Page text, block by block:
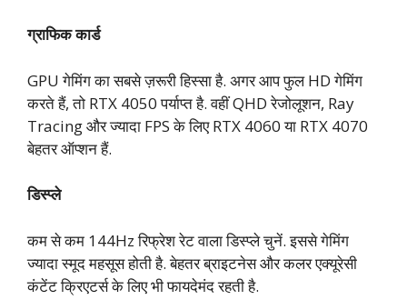
ग्राफिक कार्ड
GPU गेमिंग का सबसे ज़रूरी हिस्सा है. अगर आप फुल HD गेमिंग
करते हैं, तो RTX 4050 पर्याप्त है. वहीं QHD रेजोलूशन, Ray
Tracing और ज्यादा FPS के लिए RTX 4060 या RTX 4070
बेहतर ऑप्शन हैं.
डिस्प्ले
कम से कम 144Hz रिफ्रेश रेट वाला डिस्प्ले चुनें. इससे गेमिंग
ज्यादा स्मूद महसूस होती है. बेहतर ब्राइटनेस और कलर एक्यूरेसी
कंटेंट क्रिएटर्स के लिए भी फायदेमंद रहती है.